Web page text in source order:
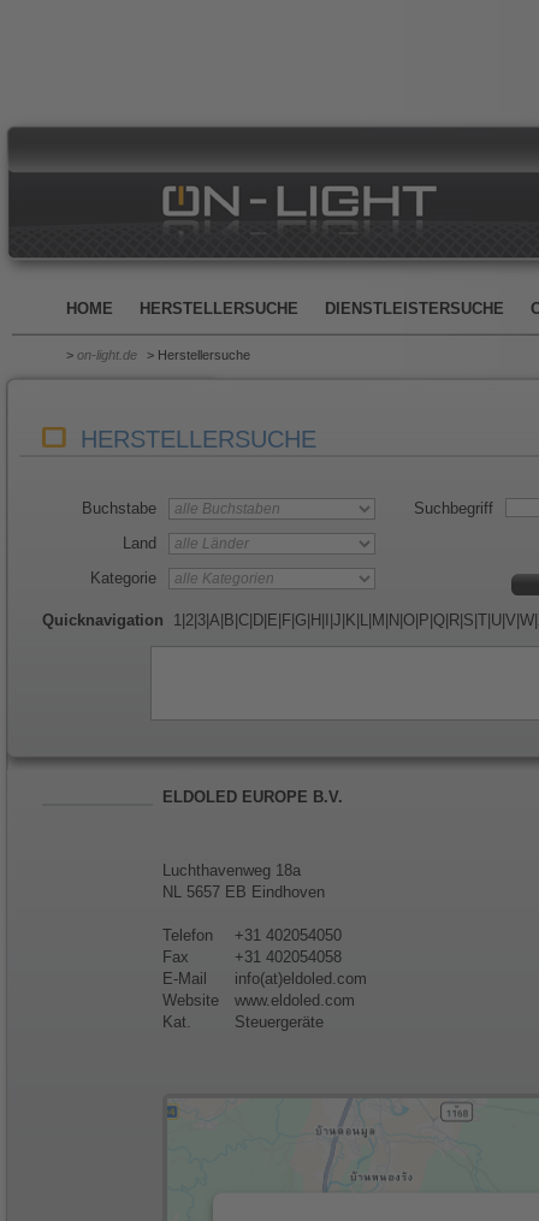
HOME HERSTELLERSUCHE DIENSTLEISTERSUCHE
> on-light.de > Herstellersuche
HERSTELLERSUCHE
Buchstabe
Land
Kategorie
Suchbegriff
Quicknavigation 1 2 3 A B C D E F G H J K L M N O P Q R S T U V W
ELDOLED EUROPE B.V.
Luchthavenweg 18a
NL 5657 EB Eindhoven
Telefon
+31 402054050
Fax
+31 402054058
E-Mail
info(at)eldoled.com
Website
www.eldoled.com
Kat.
Steuergeräte